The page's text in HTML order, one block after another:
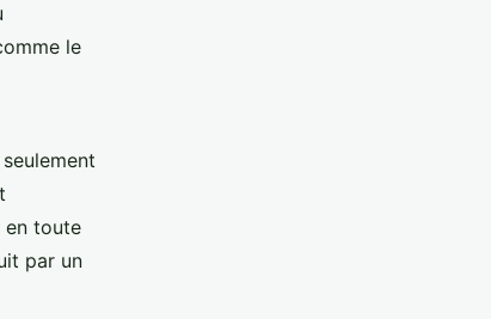
le
en toute
par un